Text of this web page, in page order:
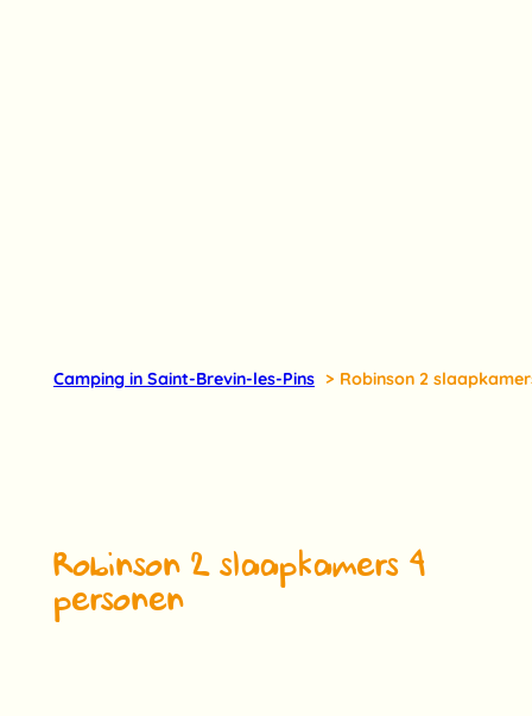
Camping in Saint-Brevin-les-Pins Robinson 2
Robinson 2 slaapkamers 4
personen